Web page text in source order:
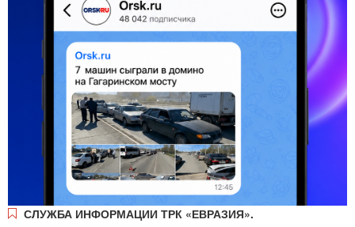
СЛУЖБА ИНФОРМАЦИИ ТРК «ЕВРАЗИЯ».